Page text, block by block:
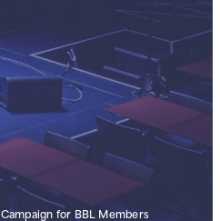
Campaign for BBL Members